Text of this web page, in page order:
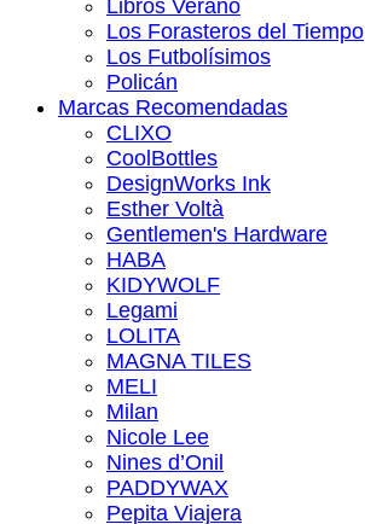
Libros Verano
Los Forasteros del Tiempo
Los Futbolísimos
Policán
Marcas Recomendadas
CLIXO
CoolBottles
DesignWorks Ink
Esther Voltà
Gentlemen's Hardware
HABA
KIDYWOLF
Legami
LOLITA
MAGNA TILES
MELI
Milan
Nicole Lee
Nines d’Onil
PADDYWAX
Pepita Viajera